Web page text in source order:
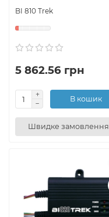
BI 810 Trek
5 862.56 грн
В кошик
Швидке замовлення